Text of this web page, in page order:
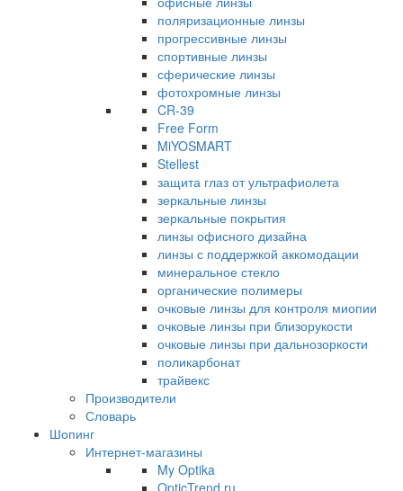
поляризационные линзы
прогрессивные линзы
спортивные линзы
сферические линзы
фотохромные линзы
CR-39
Free Form
MiYOSMART
Stellest
защита глаз от ультрафиолета
зеркальные линзы
зеркальные покрытия
линзы офисного дизайна
линзы с поддержкой аккомодации
минеральное стекло
органические полимеры
очковые линзы для контроля миопии
очковые линзы при близорукости
очковые линзы при дальнозоркости
поликарбонат
трайвекс
Производители
Словарь
Шопинг
Интернет-магазины
My Optika